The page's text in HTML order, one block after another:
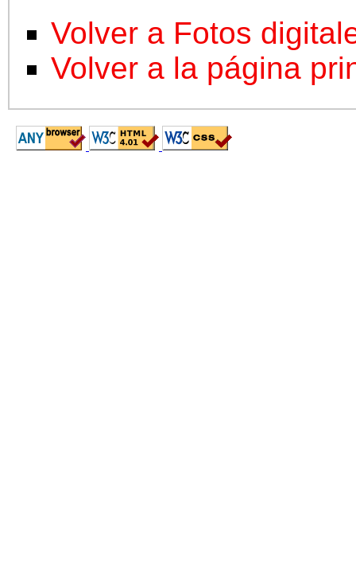
Volver a Fotos
Volver a la página